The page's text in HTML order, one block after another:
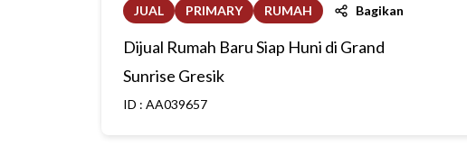
JUAL PRIMARY RUMAH Bagikan
Dijual Rumah Baru Siap Huni di Grand
Sunrise Gresik
ID : AA039657